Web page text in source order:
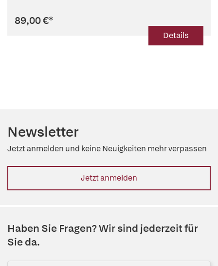
89,00 €*
Details
Newsletter
Jetzt anmelden und keine Neuigkeiten mehr verpassen
Jetzt anmelden
Haben Sie Fragen? Wir sind jederzeit für
Sie da.